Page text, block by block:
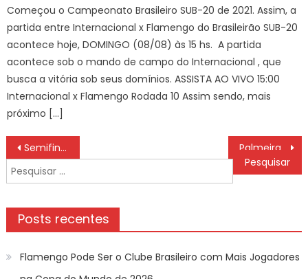
Começou o Campeonato Brasileiro SUB-20 de 2021. Assim, a
partida entre Internacional x Flamengo do Brasileirão SUB-20
acontece hoje, DOMINGO (08/08) às 15 hs. A partida
acontece sob o mando de campo do Internacional , que
busca a vitória sob seus domínios. ASSISTA AO VIVO 15:00
Internacional x Flamengo Rodada 10 Assim sendo, mais
próximo […]
Navegação
de
Post
Semifinais são definidas, veja chaveamento!
Pesquisar
por:
Posts recentes
Flamengo Pode Ser o Clube Brasileiro com Mais Jogadores